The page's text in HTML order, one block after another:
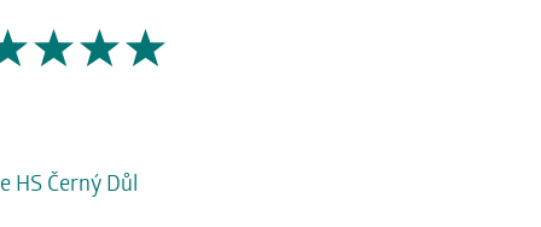
HS Černý Důl